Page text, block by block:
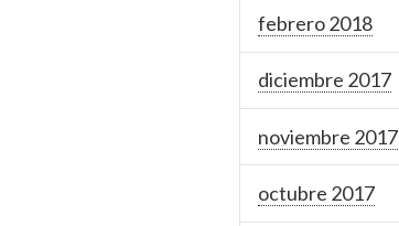
febrero 2018
diciembre 2017
noviembre 2017
octubre 2017